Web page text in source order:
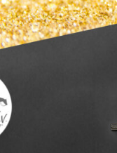
RANCH TROPHY
TROPHY
TROPHY
RANCH TROPHY
BLINGBLING TROPHY